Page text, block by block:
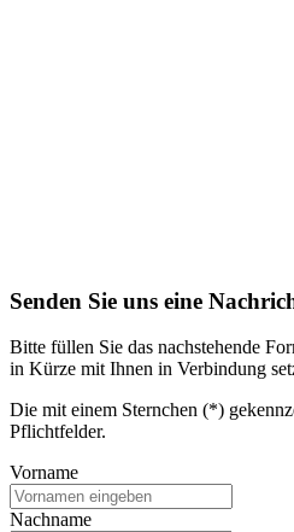
Senden Sie uns eine
Bitte füllen Sie das nachstehende
in Kürze mit Ihnen in Verbindung
Die mit einem Sternchen (*)
Pflichtfelder.
Vorname
Nachname